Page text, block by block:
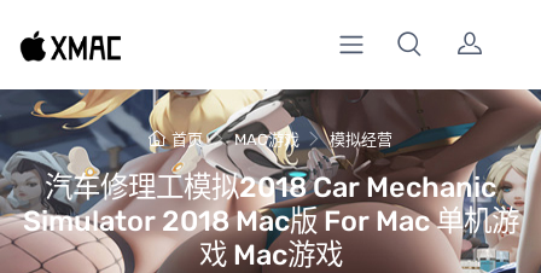
首页 MAC游戏 模拟经营
汽车修理工模拟2018 Car Mechanic
Simulator 2018 Mac版 For Mac 单机游
戏 Mac游戏